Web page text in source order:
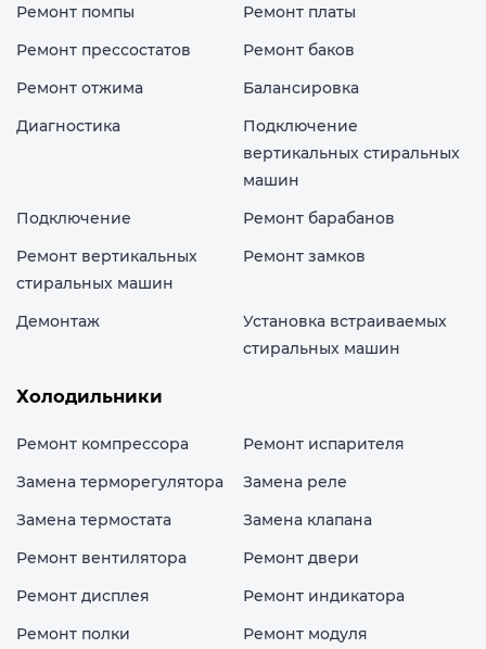
Ремонт помпы
Ремонт платы
Ремонт прессостатов
Ремонт баков
Ремонт отжима
Балансировка
Диагностика
Подключение
вертикальных стиральных
машин
Подключение
Ремонт барабанов
Ремонт вертикальных
стиральных машин
Ремонт замков
Демонтаж
Установка встраиваемых
стиральных машин
Холодильники
Ремонт компрессора
Ремонт испарителя
Замена терморегулятора
Замена реле
Замена термостата
Замена клапана
Ремонт вентилятора
Ремонт двери
Ремонт дисплея
Ремонт индикатора
Ремонт полки
Ремонт модуля